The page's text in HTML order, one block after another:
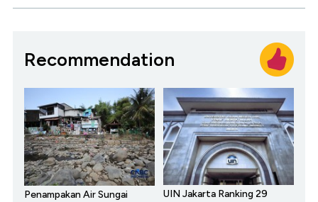
Recommendation
Penampakan Air Sungai
UIN Jakarta Ranking 29